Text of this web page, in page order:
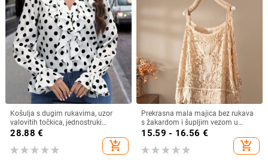
Košulja s dugim rukavima, uzor
valovitih točkica, jednostruki
zatvarač, poliester 90–95%
28.88 €
add_shopping_cart
Prekrasna mala majica bez rukava
s žakardom i šupljim vezom u
francuskom stilu, ljetna nova široka,
15.59 - 16.56 €
add_shopping_cart